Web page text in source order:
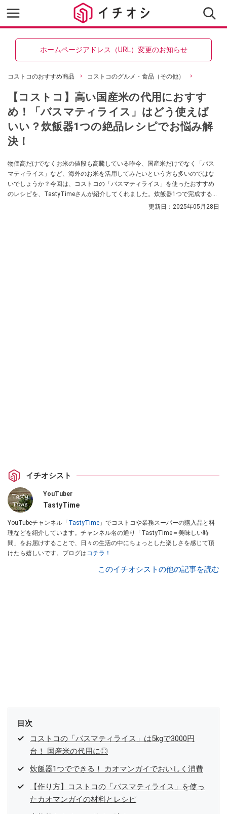
ホームページアドレス（URL）変更のお知らせ
コストコのおすすめ商品 コストコのグルメ・食品（その他）
【コストコ】高い国産米の代用におすす
め！「バスマティライス」はどう使えば
いい？炊飯器1つの絶品レシピでお悩み解
決！
物価高だけでなくお米の値段も高騰している昨今、国産米だけでなく「バス
マティライス」など、海外のお米を活用してみたいという方も多いのではな
いでしょうか？今回は、コストコの「バスマティライス」を使ったおすすめ
のレシピを、TastyTimeさんが紹介してくれました。炊飯器1つで完成するの
更新日： 2025年05月28日
イチオシスト
YouTuber
TastyTime
YouTubeチャンネル「 TastyTime 」でコストコや業務スーパーの購入品と料
理などを紹介しています。チャンネル名の通り「TastyTime＝美味しい時
間」をお届けすることで、日々の生活の中にちょっとした楽しさを感じて頂
けたら嬉しいです。ブログはコチラ！
このイチオシストの他の記事を読む
目次
コストコの「バスマティライス」は5kgで3000円
台！ 国産米の代用に◎
炊飯器1つでできる！ カオマンガイでおいしく消費
【作り方】コストコの「バスマティライス」を使っ
たカオマンガイの材料とレシピ